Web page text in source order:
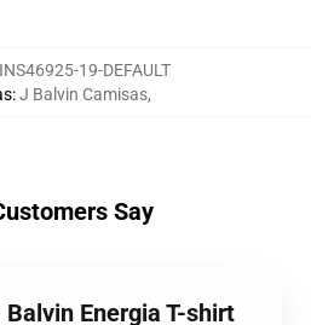
19-DEFAULT
:J Balvin Camisas,
Say
Energia T-shirt